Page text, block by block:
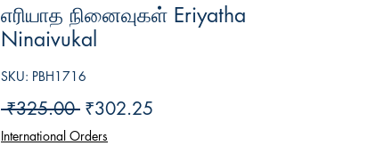
எரியாத நினைவுகள் Eriyatha
Ninaivukal
SKU: PBH1716
₹325.00 Regular
Price
₹302.25
International Orders